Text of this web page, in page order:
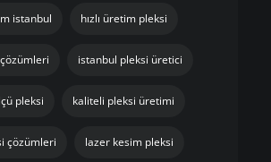
istanbul hızlı üretim pleksi
istanbul pleksi üretici
pleksi kaliteli pleksi üretimi
çözümleri lazer kesim pleksi